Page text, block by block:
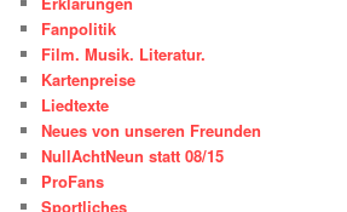
Fanpolitik
Film. Musik. Literatur.
Kartenpreise
Liedtexte
Neues von unseren Freunden
NullAchtNeun statt 08/15
ProFans
Sportliches